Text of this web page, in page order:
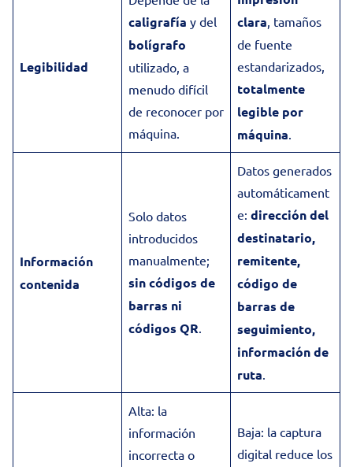
Legibilidad
caligrafía y del
bolígrafo
utilizado, a
menudo difícil
de reconocer por
máquina.
clara, tamaños
de fuente
estandarizados,
totalmente
legible por
máquina.
Información
contenida
Solo datos
introducidos
manualmente;
sin códigos de
barras ni
códigos QR.
Datos generados
automáticament
e: dirección del
destinatario,
remitente,
código de
barras de
seguimiento,
información de
ruta.
Alta: la
información
incorrecta o
Baja: la captura
digital reduce los